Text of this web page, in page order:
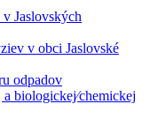
Jaslovských
v obci Jaslovské
odpadov
biologickej⁄chemickej